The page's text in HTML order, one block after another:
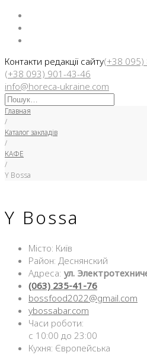
Контакти редакції сайту(+38 095)
(+38 093) 901-43-46
info@horeca-ukraine.com
Искать:
Главная
/
Каталог закладів
/
КАФЕ
/
Y Bossa
Y Bossa
Місто: Київ
Район: Деснянский
Адреса: ул.
(063) 235-41-76
bossfood2022@gmail.com
ybossabar.com
Часи роботи:
с 10:00 до 23:00
Кухня: Європейська